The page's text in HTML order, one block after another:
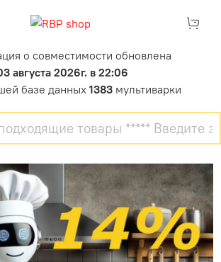
о совместимости обновлена
августа 2026г. в 22:06
базе данных1383 мультиварки